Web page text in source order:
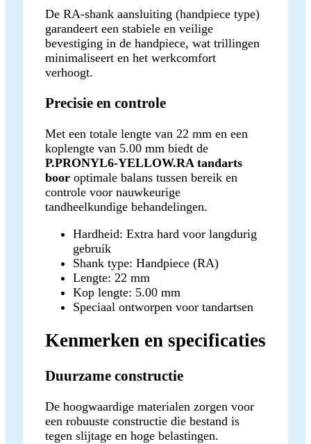
De RA-shank aansluiting (handpiece type)
garandeert een stabiele en veilige
bevestiging in de handpiece, wat trillingen
minimaliseert en het werkcomfort
verhoogt.
Precisie en controle
Met een totale lengte van 22 mm en een
koplengte van 5.00 mm biedt de
P.PRONYL6-YELLOW.RA tandarts
boor optimale balans tussen bereik en
controle voor nauwkeurige
tandheelkundige behandelingen.
Hardheid: Extra hard voor langdurig
gebruik
Shank type: Handpiece (RA)
Lengte: 22 mm
Kop lengte: 5.00 mm
Speciaal ontworpen voor tandartsen
Kenmerken en specificaties
Duurzame constructie
De hoogwaardige materialen zorgen voor
een robuuste constructie die bestand is
tegen slijtage en hoge belastingen.